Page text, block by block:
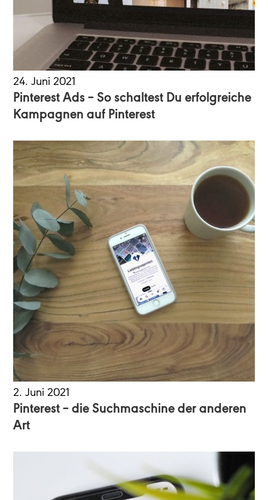
24. Juni 2021
Pinterest Ads – So schaltest Du erfolgreiche
Kampagnen auf Pinterest
2. Juni 2021
Pinterest – die Suchmaschine der anderen
Art